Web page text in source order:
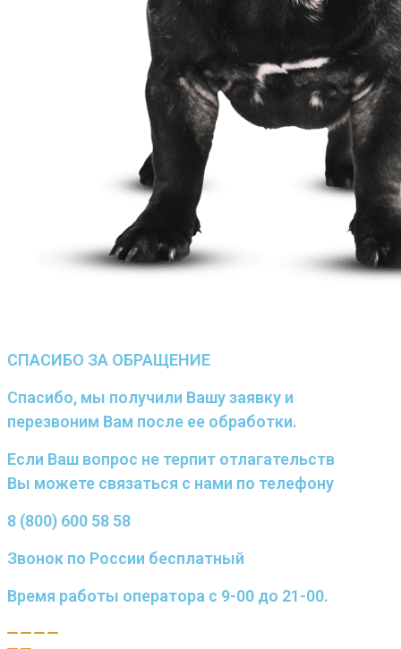
СПАСИБО ЗА ОБРАЩЕНИЕ
Спасибо, мы получили Вашу заявку и
перезвоним Вам после ее обработки.
Если Ваш вопрос не терпит отлагательств
Вы можете связаться с нами по телефону
8 (800) 600 58 58
Звонок по России бесплатный
Время работы оператора с 9-00 до 21-00.